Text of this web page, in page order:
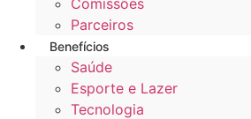
Comissões
Parceiros
Benefícios
Saúde
Esporte e Lazer
Tecnologia